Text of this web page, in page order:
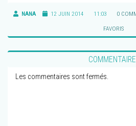
NANA 12 JUIN 2014 11:03 0
FAVORIS
Les commentaires sont fermés.